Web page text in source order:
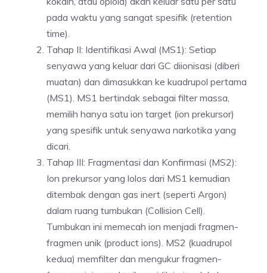
pada waktu yang sangat spesifik (retention
time).
Tahap II: Identifikasi Awal (MS1): Setiap
senyawa yang keluar dari GC diionisasi (diberi
muatan) dan dimasukkan ke kuadrupol pertama
(MS1). MS1 bertindak sebagai filter massa,
memilih hanya satu ion target (ion prekursor)
yang spesifik untuk senyawa narkotika yang
dicari.
Tahap III: Fragmentasi dan Konfirmasi (MS2):
Ion prekursor yang lolos dari MS1 kemudian
ditembak dengan gas inert (seperti Argon)
dalam ruang tumbukan (Collision Cell).
Tumbukan ini memecah ion menjadi fragmen-
fragmen unik (product ions). MS2 (kuadrupol
kedua) memfilter dan mengukur fragmen-